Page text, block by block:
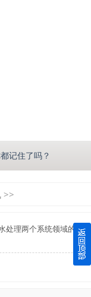
记住了吗？
化粪池的这几点原因
>>
处理两个系统领域的产